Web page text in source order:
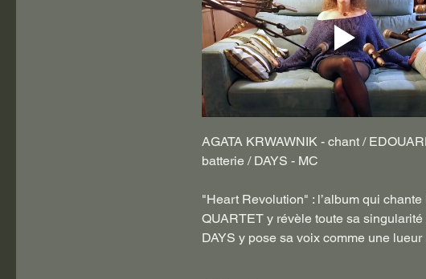
AGATA KRWAWNIK - chant /
batterie / DAYS - MC
"Heart Revolution" : l’album qui
QUARTET y révèle toute sa
DAYS y pose sa voix comme une